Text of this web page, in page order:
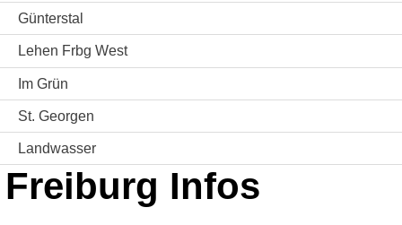
Günterstal
Lehen Frbg West
Im Grün
St. Georgen
Landwasser
Freiburg Infos